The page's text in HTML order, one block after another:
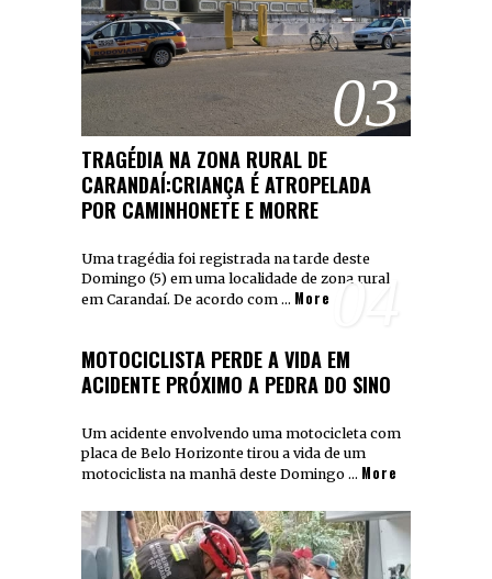
03
TRAGÉDIA NA ZONA RURAL DE
CARANDAÍ:CRIANÇA É ATROPELADA
POR CAMINHONETE E MORRE
Uma tragédia foi registrada na tarde deste
Domingo (5) em uma localidade de zona rural
em Carandaí. De acordo com … More04
MOTOCICLISTA PERDE A VIDA EM
ACIDENTE PRÓXIMO A PEDRA DO SINO
Um acidente envolvendo uma motocicleta com
placa de Belo Horizonte tirou a vida de um
motociclista na manhã deste Domingo … More